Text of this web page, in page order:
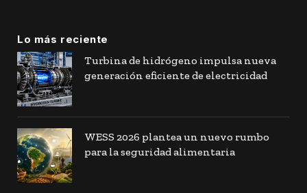
Lo más reciente
Turbina de hidrógeno impulsa nueva
generación eficiente de electricidad
WESS 2026 plantea un nuevo rumbo
para la seguridad alimentaria